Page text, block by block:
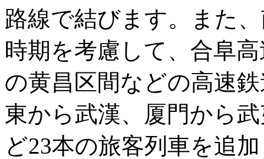
路線で結びます。また
時期を考慮して、合阜
の黄昌区間などの高速
東から武漢、厦門から
ど23本の旅客列車を追